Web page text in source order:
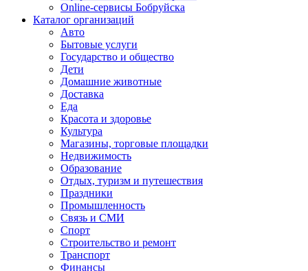
Online-сервисы Бобруйска
Каталог организаций
Авто
Бытовые услуги
Государство и общество
Дети
Домашние животные
Доставка
Еда
Красота и здоровье
Культура
Магазины, торговые площадки
Недвижимость
Образование
Отдых, туризм и путешествия
Праздники
Промышленность
Связь и СМИ
Спорт
Строительство и ремонт
Транспорт
Финансы